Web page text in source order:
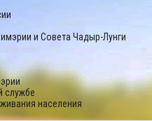
и Совета Чадыр-Лунги
службе
населения